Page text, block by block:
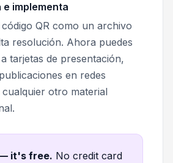
e implementa
QR como un archivo
resolución. Ahora puedes
tarjetas de presentación,
en redes
cualquier otro material
it's free. No credit card